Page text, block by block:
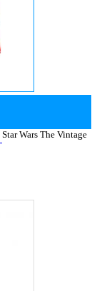
Star Wars The Vintage